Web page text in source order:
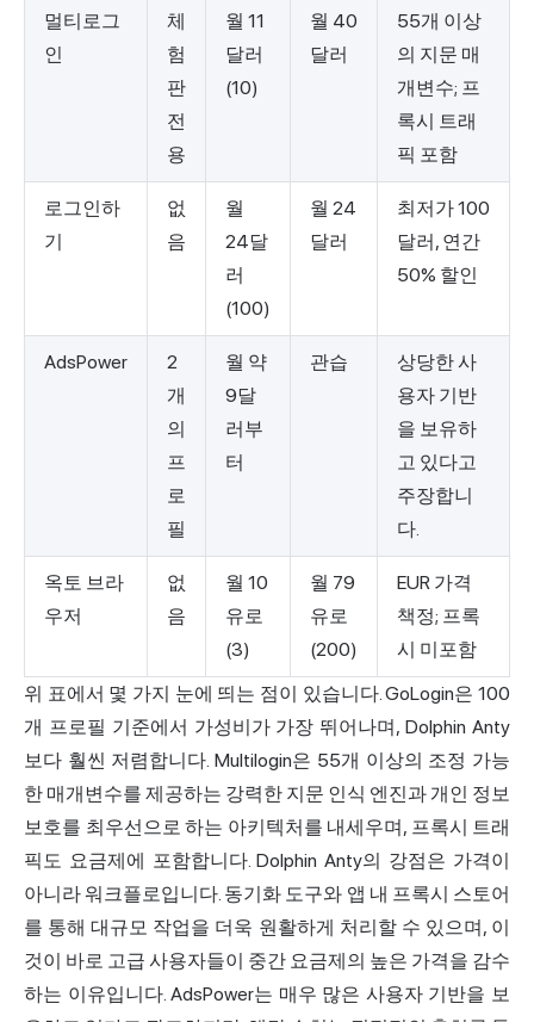
멀티로그
인
체
험
판
전
용
월 11
달러
(10)
월 40
달러
55개 이상
의 지문 매
개변수; 프
록시 트래
픽 포함
로그인하
기
없
음
월
24달
러
(100)
월 24
달러
최저가 100
달러, 연간
50% 할인
AdsPower
2
개
의
프
로
필
월 약
9달
러부
터
관습
상당한 사
용자 기반
을 보유하
고 있다고
주장합니
다.
옥토 브라
우저
없
음
월 10
유로
(3)
월 79
유로
(200)
EUR 가격
책정; 프록
시 미포함
위 표에서 몇 가지 눈에 띄는 점이 있습니다. GoLogin은 100
개 프로필 기준에서 가성비가 가장 뛰어나며, Dolphin Anty
보다 훨씬 저렴합니다. Multilogin은 55개 이상의 조정 가능
한 매개변수를 제공하는 강력한 지문 인식 엔진과 개인 정보
보호를 최우선으로 하는 아키텍처를 내세우며, 프록시 트래
픽도 요금제에 포함합니다. Dolphin Anty의 강점은 가격이
아니라 워크플로입니다. 동기화 도구와 앱 내 프록시 스토어
를 통해 대규모 작업을 더욱 원활하게 처리할 수 있으며, 이
것이 바로 고급 사용자들이 중간 요금제의 높은 가격을 감수
하는 이유입니다. AdsPower는 매우 많은 사용자 기반을 보